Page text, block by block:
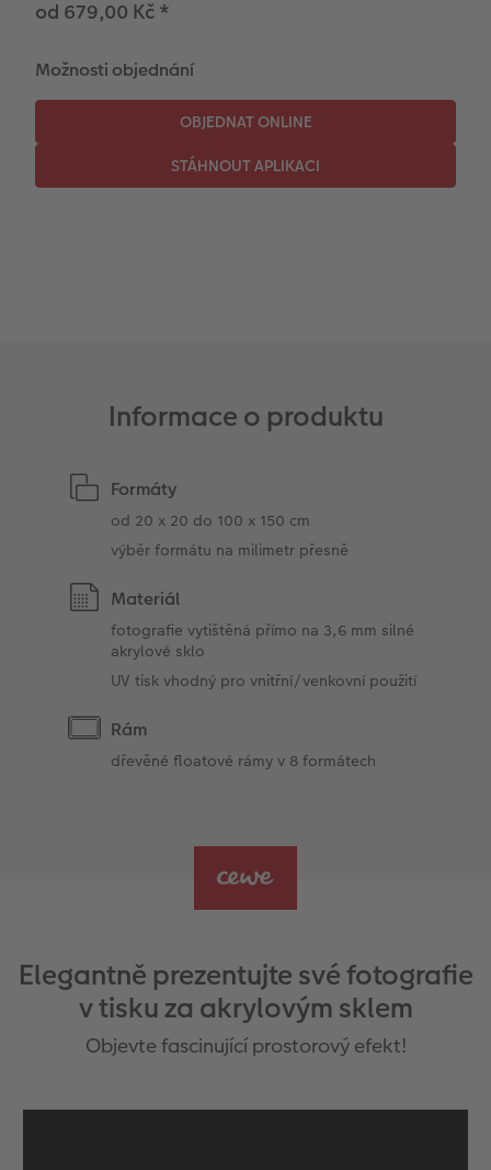
CEWE myPhotos
Novinky
Novinky
od 679,00 Kč *
Možnosti objednání
Informace o produktu
Formáty
od 20 x 20 do 100 x 150 cm
výběr formátu na milimetr přesně
Materiál
fotografie vytištěná přímo na 3,6 mm silné
akrylové sklo
UV tisk vhodný pro vnitřní/venkovní použití
Rám
dřevěné floatové rámy v 8 formátech
Elegantně prezentujte své fotografie
v tisku za akrylovým sklem
Objevte fascinující prostorový efekt!